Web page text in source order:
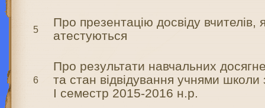
5
Про презентацію досвіду вчителів,
атестуються
6
Про результати навчальних
та стан відвідування учнями школи
І семестр 2015-2016 н.р.